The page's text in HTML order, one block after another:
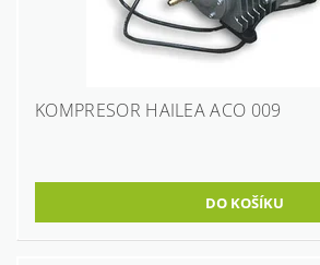
KOMPRESOR HAILEA ACO 009